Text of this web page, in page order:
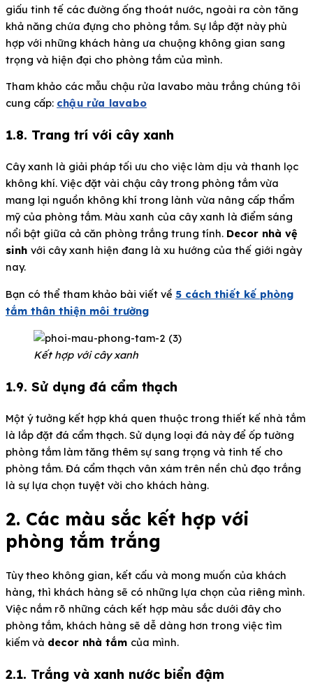
giấu tinh tế các đường ống thoát nước, ngoài ra còn tăng
khả năng chứa đựng cho phòng tắm. Sự lắp đặt này phù
hợp với những khách hàng ưa chuộng không gian sang
trọng và hiện đại cho phòng tắm của mình.
Tham khảo các mẫu chậu rửa lavabo màu trắng chúng tôi
cung cấp: chậu rửa lavabo
1.8. Trang trí với cây xanh
Cây xanh là giải pháp tối ưu cho việc làm dịu và thanh lọc
không khí. Việc đặt vài chậu cây trong phòng tắm vừa
mang lại nguồn không khí trong lành vừa nâng cấp thẩm
mỹ của phòng tắm. Màu xanh của cây xanh là điểm sáng
nổi bật giữa cả căn phòng trắng trung tính. Decor nhà vệ
sinh với cây xanh hiện đang là xu hướng của thế giới ngày
nay.
Bạn có thể tham khảo bài viết về 5 cách thiết kế phòng
tắm thân thiện môi trường
Kết hợp với cây xanh
1.9. Sử dụng đá cẩm thạch
Một ý tưởng kết hợp khá quen thuộc trong thiết kế nhà tắm
là lắp đặt đá cẩm thạch. Sử dụng loại đá này để ốp tường
phòng tắm làm tăng thêm sự sang trọng và tinh tế cho
phòng tắm. Đá cẩm thạch vân xám trên nền chủ đạo trắng
là sự lựa chọn tuyệt vời cho khách hàng.
2. Các màu sắc kết hợp với
phòng tắm trắng
Tùy theo không gian, kết cấu và mong muốn của khách
hàng, thì khách hàng sẽ có những lựa chọn của riêng mình.
Việc nắm rõ những cách kết hợp màu sắc dưới đây cho
phòng tắm, khách hàng sẽ dễ dàng hơn trong việc tìm
kiếm và decor nhà tắm của mình.
2.1. Trắng và xanh nước biển đậm